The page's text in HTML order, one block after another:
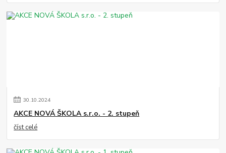
30.10.2024
AKCE NOVÁ ŠKOLA s.r.o. - 2. stupeň
číst celé